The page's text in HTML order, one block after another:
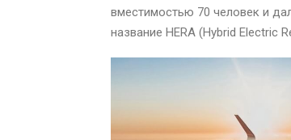
вместимостью 70 человек и
название HERA (Hybrid Electric